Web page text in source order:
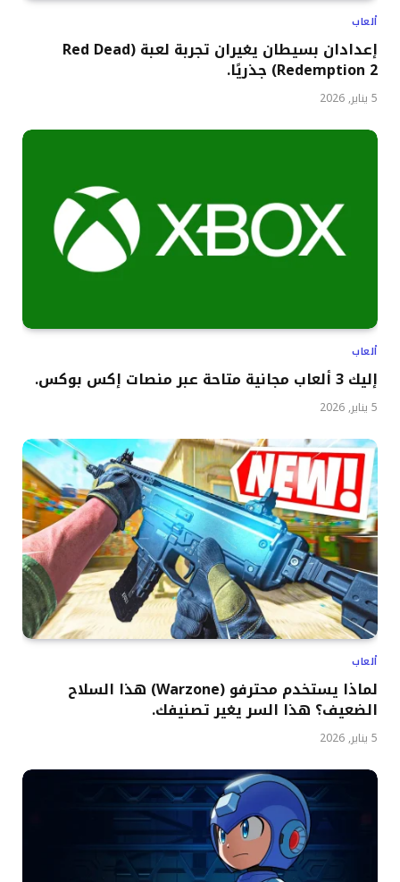
ألعاب
إعدادان بسيطان يغيران تجربة لعبة (Red Dead
Redemption 2) جذريًا.
5 يناير, 2026
ألعاب
إليك 3 ألعاب مجانية متاحة عبر منصات إكس بوكس.
5 يناير, 2026
ألعاب
لماذا يستخدم محترفو (Warzone) هذا السلاح
الضعيف؟ هذا السر يغير تصنيفك.
5 يناير, 2026